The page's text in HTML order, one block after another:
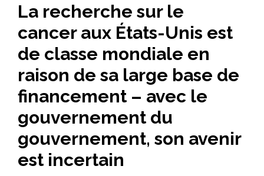
La recherche sur le
cancer aux États-Unis est
de classe mondiale en
raison de sa large base de
financement – avec le
gouvernement du
gouvernement, son avenir
est incertain